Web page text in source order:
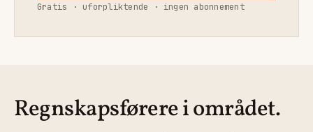
Gratis · uforpliktende · ingen abonnement
Regnskapsførere i området.